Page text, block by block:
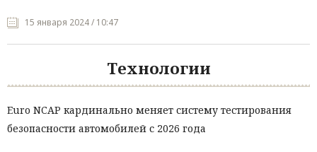
15 января 2024 / 10:47
Технологии
Euro NCAP кардинально меняет систему тестирования
безопасности автомобилей с 2026 года